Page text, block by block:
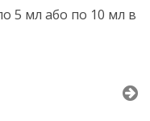
5 мл або по 10 мл в